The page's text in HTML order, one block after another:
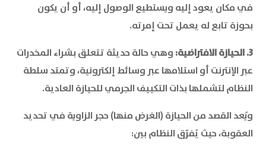
في مكان يعود إليه ويستطيع الوصول إليه، أو أن يكون
بحوزة تابع له يعمل تحت إمرته.
3. الحيازة الافتراضية:
وهي حالة حديثة تتعلق بشراء المخدرات
عبر الإنترنت أو استلامها عبر وسائط إلكترونية، وتمتد سلطة
النظام لتشملها بذات التكييف الجرمي للحيازة العادية.
ويُعد القصد من الحيازة (الغرض منها) حجر الزاوية في تحديد
العقوبة، حيث يُفرّق النظام بين: